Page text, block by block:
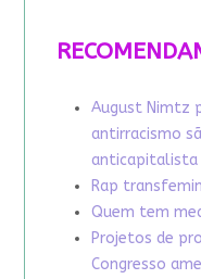
August Nimtz
antirracismo
anticapitalista
Rap
Quem tem
Projetos de
Congresso